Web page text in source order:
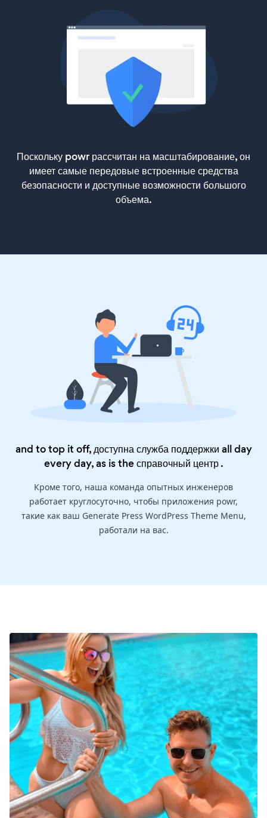
Поскольку powr рассчитан на масштабирование, он
имеет самые передовые встроенные средства
безопасности и доступные возможности большого
объема.
and to top it off, доступна служба поддержки all day
every day, as is theсправочный центр.
Кроме того, наша команда опытных инженеров
работает круглосуточно, чтобы приложения powr,
такие как ваш Generate Press WordPress Theme Menu,
работали на вас.